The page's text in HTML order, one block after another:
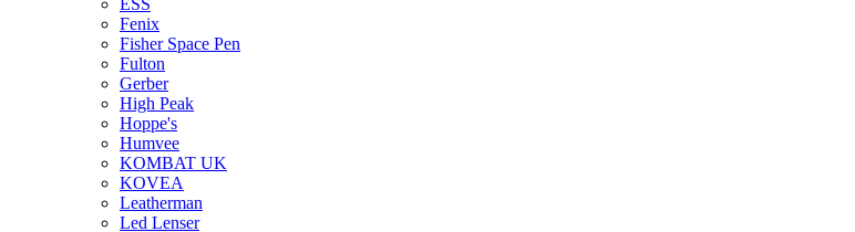
ESS
Fenix
Fisher Space Pen
Fulton
Gerber
High Peak
Hoppe's
Humvee
KOMBAT UK
KOVEA
Leatherman
Led Lenser